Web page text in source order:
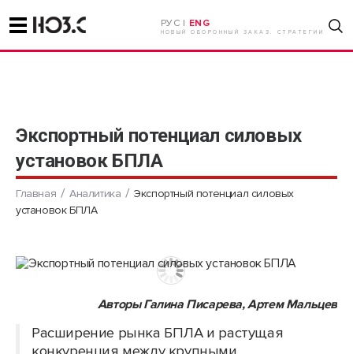
РУС | ENG
НОВЫЙ ОБОРОННЫЙ ЗАКАЗ. СТРАТЕГИИ
Экспортный потенциал силовых
установок БПЛА
Главная Аналитика
Экспортный потенциал силовых
установок БПЛА
Авторы Галина Писарева, Артем Мальцев
Расширение рынка БПЛА и растущая